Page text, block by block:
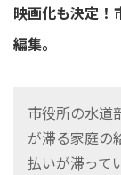
映画化も決定！
編集。
市役所の水道
が滞る家庭の
払いが滞って